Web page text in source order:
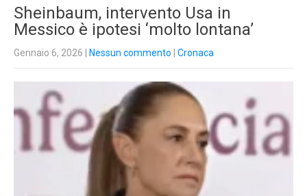
Sheinbaum, intervento Usa in
Messico è ipotesi ‘molto lontana’
Gennaio 6, 2026 Nessun commento Cronaca